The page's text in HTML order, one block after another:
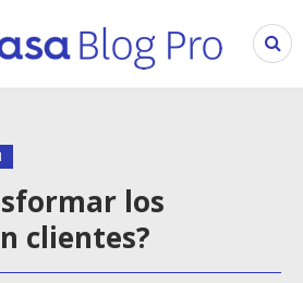
los
clientes?